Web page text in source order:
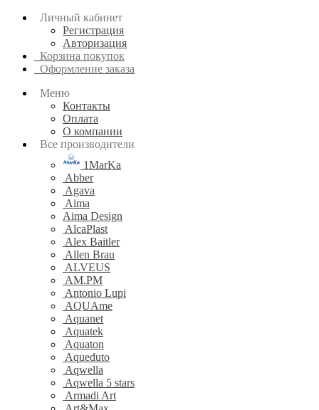
Личный кабинет
Регистрация
Авторизация
Корзина покупок
Оформление заказа
Меню
Контакты
Оплата
О компании
Все производители
1MarKa
Abber
Agava
Aima
Aima Design
AlcaPlast
Alex Baitler
Allen Brau
ALVEUS
AM.PM
Antonio Lupi
AQUAme
Aquanet
Aquatek
Aquaton
Aqueduto
Aqwella
Aqwella 5 stars
Armadi Art